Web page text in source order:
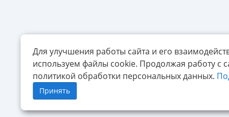
Для улучшения работы сайта и его
используем файлы cookie. Продолжая работу с
политикой обработки персональных данных.
Принять